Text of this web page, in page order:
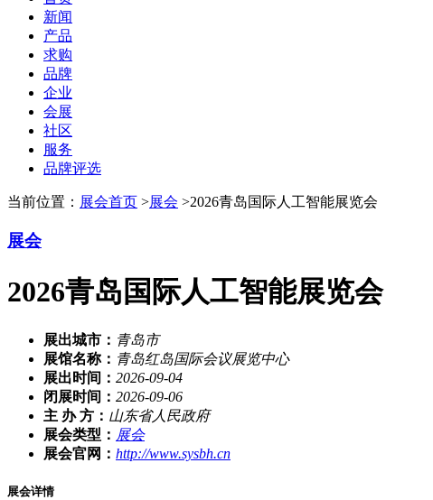
新闻
产品
求购
品牌
企业
会展
社区
服务
品牌评选
当前位置： 展会首页 >展会 >2026青岛国际人工智能展览会
展会
2026青岛国际人工智能展览会
展出城市： 青岛市
展馆名称： 青岛红岛国际会议展览中心
展出时间： 2026-09-04
闭展时间： 2026-09-06
主 办 方： 山东省人民政府
展会类型： 展会
展会官网： http://www.sysbh.cn
展会详情